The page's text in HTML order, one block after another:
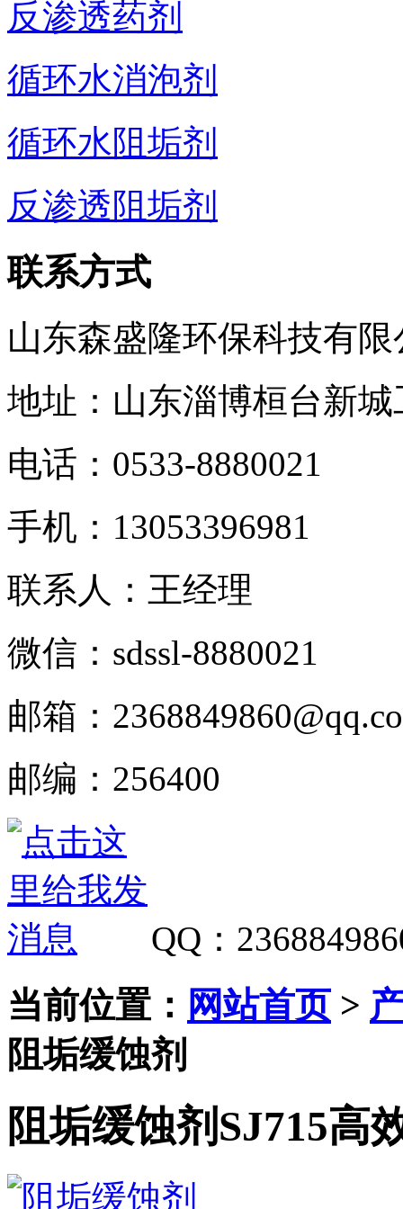
反渗透药剂
循环水消泡剂
循环水阻垢剂
反渗透阻垢剂
联系方式
山东森盛隆环保科技有限
地址：山东淄博桓台新
电话： 0533-8880021
手机： 13053396981
联系人：王经理
微信： sdssl-8880021
邮箱：
邮编： 256400
QQ ：
当前位置： 网站首页>
阻垢缓蚀剂
阻垢缓蚀剂SJ715高